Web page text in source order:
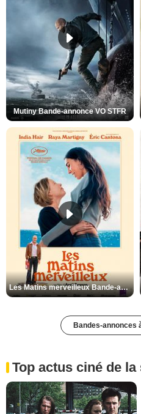
Mutiny Bande-annonce VO STFR
Les Matins merveilleux Bande-annonce VF
Bandes-annonces
Top actus ciné de la